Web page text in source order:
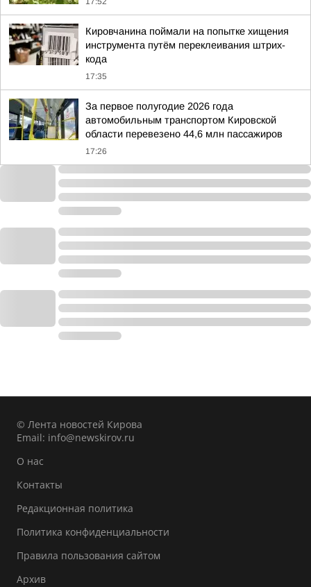
Кировчанина поймали на попытке хищения
инструмента путём переклеивания штрих-
кода
17:35
За первое полугодие 2026 года
автомобильным транспортом Кировской
области перевезено 44,6 млн пассажиров
17:26
© Лента новостей Кирова
Email: info@newskirov.ru
О нас
Контакты
Редакционная политика
Политика конфиденциальности
Правила пользования сайтом
Архив